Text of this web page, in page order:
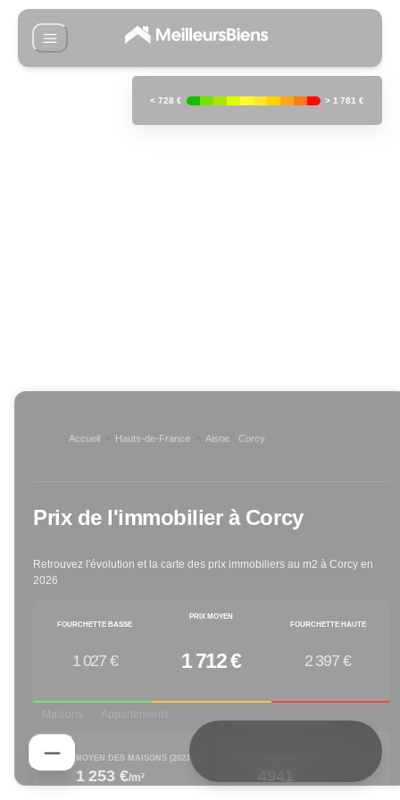
Accueil > Hauts-de-France > Aisne Corcy
Prix de l'immobilier à Corcy
Retrouvez l'évolution et la carte des prix immobiliers au m2 à Corcy en
2026
FOURCHETTE BASSE
1 027 €
PRIX MOYEN
1 712 €
FOURCHETTE HAUTE
2 397 €
Maisons Appartements
PRIX M² MOYEN DES MAISONS (2023)
1 253 €/m²
< 728 € > 1 781 €